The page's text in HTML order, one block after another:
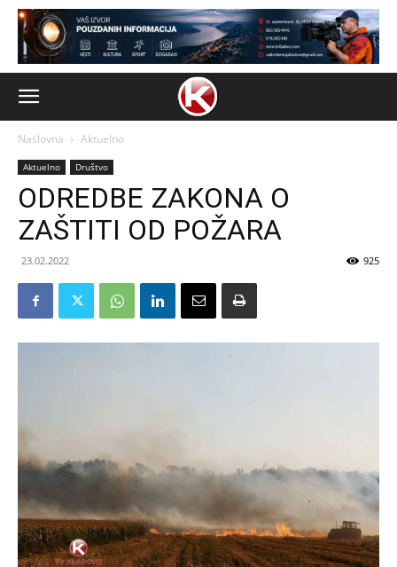
Naslovna Aktuelno
Aktuelno Društvo
ODREDBE ZAKONA O
ZAŠTITI OD POŽARA
23.02.2022 925